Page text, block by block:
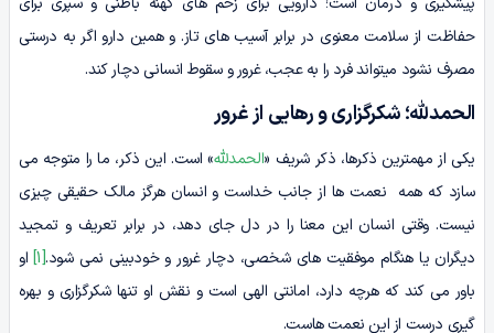
حفاظت از سلامت معنوی در برابر آسیب های تاز. و همین دارو اگر به درستی
مصرف نشود میتواند فرد را به عجب، غرور و سقوط انسانی دچار کند.
الحمدلله؛ شکرگزاری و رهایی از غرور
یکی از مهمترین ذکرها، ذکر شریف «الحمدلله» است. این ذکر، ما را متوجه می
سازد که همه نعمت ها از جانب خداست و انسان هرگز مالک حقیقی چیزی
نیست. وقتی انسان این معنا را در دل جای دهد، در برابر تعریف و تمجید
دیگران یا هنگام موفقیت های شخصی، دچار غرور و خودبینی نمی شود.[1]
او
باور می کند که هرچه دارد، امانتی الهی است و نقش او تنها شکرگزاری و بهره
گیری درست از این نعمت هاست.